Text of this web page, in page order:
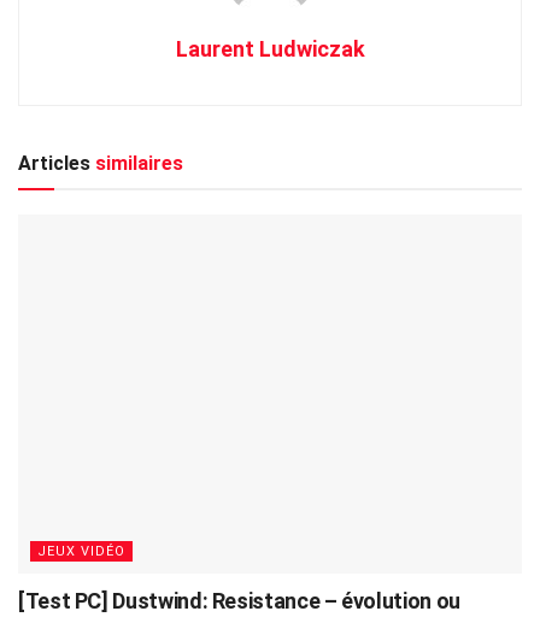
Laurent Ludwiczak
Articles similaires
JEUX VIDÉO
[Test PC] Dustwind: Resistance – évolution ou